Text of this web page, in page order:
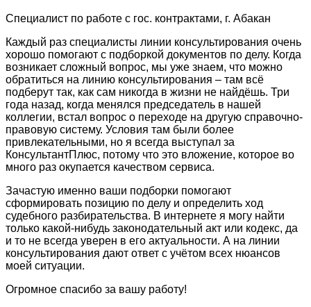
Специалист по работе с гос. контрактами, г. Абакан
Каждый раз специалисты линии консультирования очень
хорошо помогают с подборкой документов по делу. Когда
возникает сложный вопрос, мы уже знаем, что можно
обратиться на линию консультирования – там всё
подберут так, как сам никогда в жизни не найдёшь. Три
года назад, когда менялся председатель в нашей
коллегии, встал вопрос о переходе на другую справочно-
правовую систему. Условия там были более
привлекательными, но я всегда выступал за
КонсультантПлюс, потому что это вложение, которое во
много раз окупается качеством сервиса.
Зачастую именно ваши подборки помогают
сформировать позицию по делу и определить ход
судебного разбирательства. В интернете я могу найти
только какой-нибудь законодательный акт или кодекс, да
и то не всегда уверен в его актуальности. А на линии
консультирования дают ответ с учётом всех нюансов
моей ситуации.
Огромное спасибо за вашу работу!